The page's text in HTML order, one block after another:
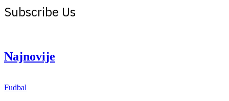
Subscribe Us
Najnovije
Fudbal